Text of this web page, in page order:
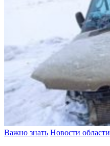
Важно знать Новости области